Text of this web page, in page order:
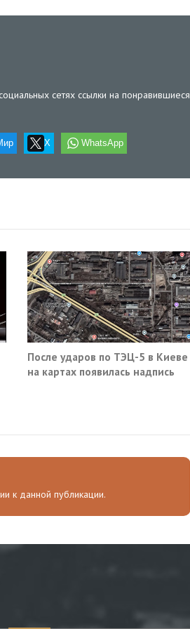
сетях ссылки на понравившиеся
X WhatsApp
После ударов по ТЭЦ-5 в Киеве
на картах появилась надпись
к данной публикации.